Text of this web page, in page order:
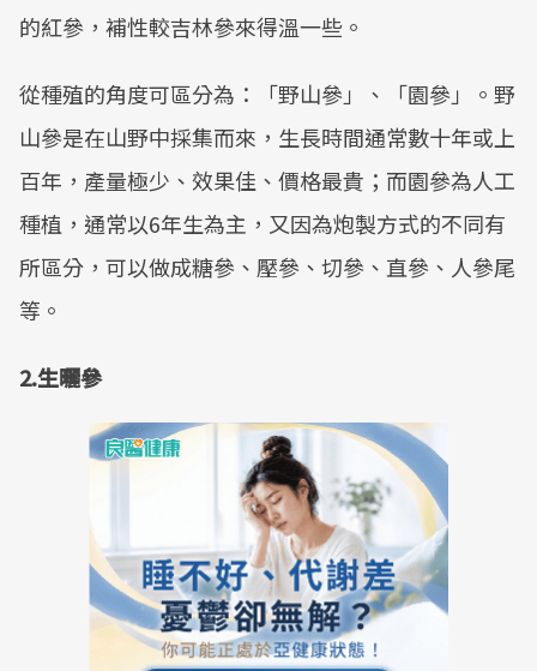
的紅參，補性較吉林參來得溫一些。
從種殖的角度可區分為：「野山參」、「園參」。野
山參是在山野中採集而來，生長時間通常數十年或上
百年，產量極少、效果佳、價格最貴；而園參為人工
種植，通常以6年生為主，又因為炮製方式的不同有
所區分，可以做成糖參、壓參、切參、直參、人參尾
等。
2.生曬參